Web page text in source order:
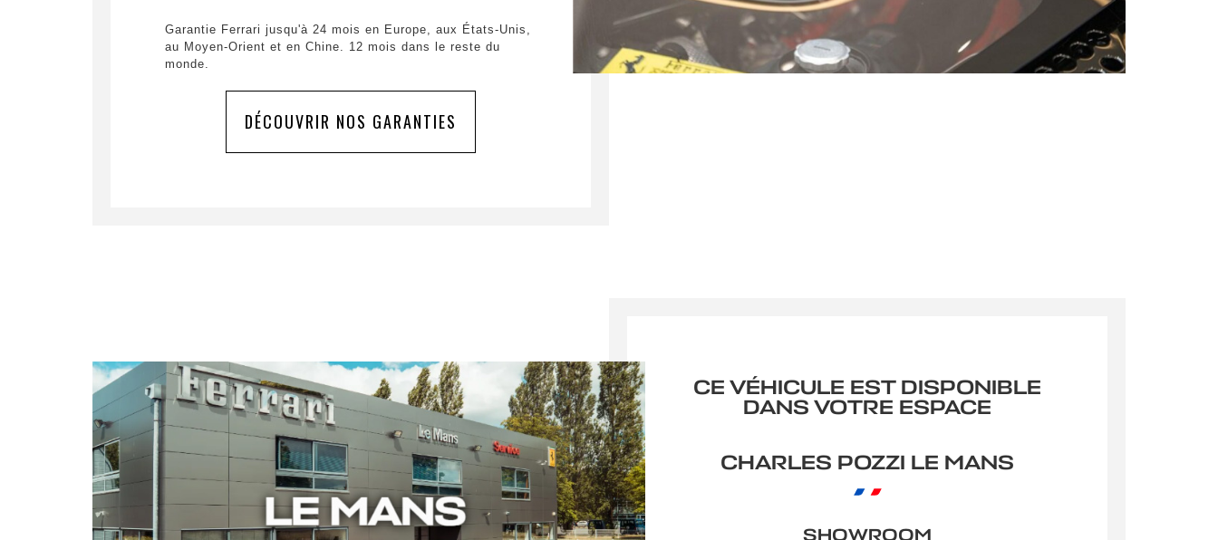
Garantie Ferrari jusqu'à 24 mois en Europe, aux États-Unis,
au Moyen-Orient et en Chine. 12 mois dans le reste du
monde.
DÉCOUVRIR NOS GARANTIES
CE VÉHICULE EST DISPONIBLE
DANS VOTRE ESPACE
CHARLES POZZI LE MANS